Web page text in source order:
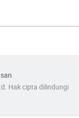
Hak cipta dilindungi